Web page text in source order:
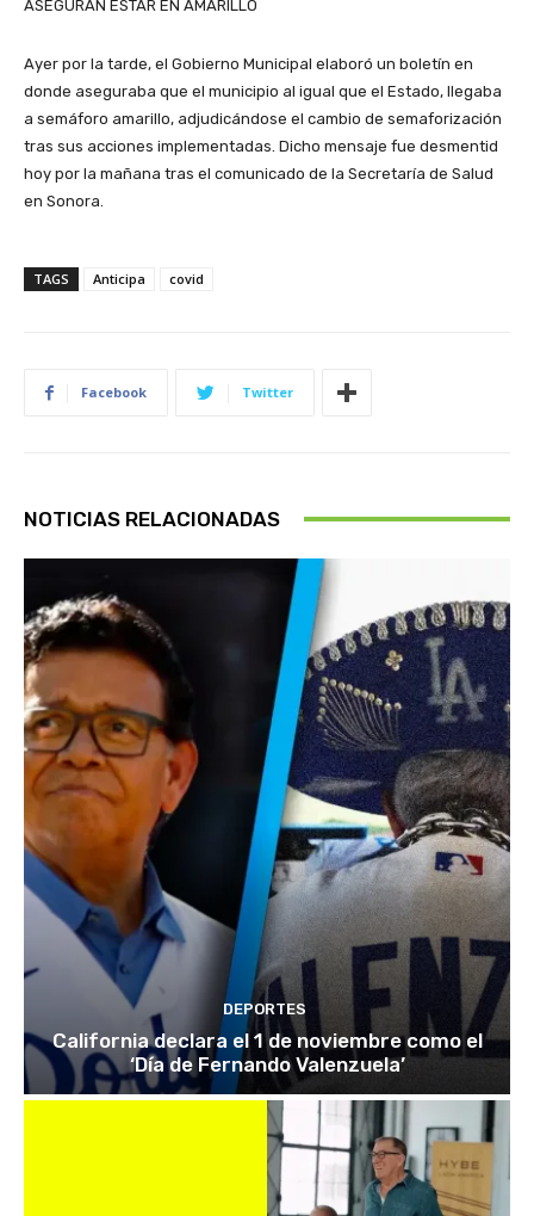
ASEGURAN ESTAR EN AMARILLO
Ayer por la tarde, el Gobierno Municipal elaboró un boletín en
donde aseguraba que el municipio al igual que el Estado, llegaba
a semáforo amarillo, adjudicándose el cambio de semaforización
tras sus acciones implementadas. Dicho mensaje fue desmentid
hoy por la mañana tras el comunicado de la Secretaría de Salud
en Sonora.
TAGS Anticipa covid
Facebook Twitter
NOTICIAS RELACIONADAS
DEPORTES
California declara el 1 de noviembre como el
‘Día de Fernando Valenzuela’